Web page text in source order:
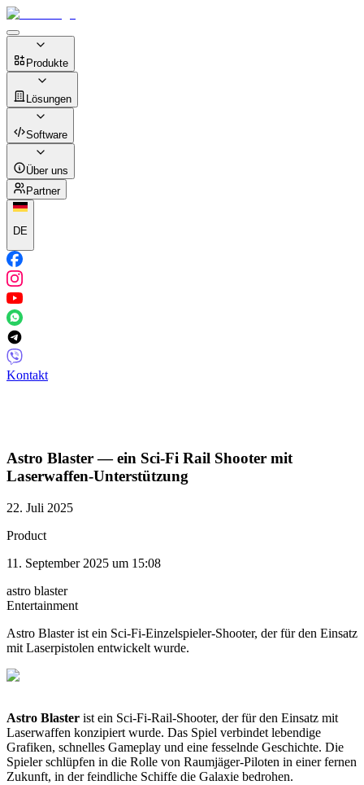
Produkte
Lösungen
Software
Über uns
Partner
DE
Kontakt
Astro Blaster — ein Sci-Fi Rail Shooter mit
Laserwaffen-Unterstützung
22. Juli 2025
Product
11. September 2025 um 15:08
astro blaster
Entertainment
Astro Blaster ist ein Sci-Fi-Einzelspieler-Shooter, der für den Einsatz
mit Laserpistolen entwickelt wurde.
Astro Blaster ist ein Sci-Fi-Rail-Shooter, der für den Einsatz mit
Laserwaffen konzipiert wurde. Das Spiel verbindet lebendige
Grafiken, schnelles Gameplay und eine fesselnde Geschichte. Die
Spieler schlüpfen in die Rolle von Raumjäger-Piloten in einer fernen
Zukunft, in der feindliche Schiffe die Galaxie bedrohen.